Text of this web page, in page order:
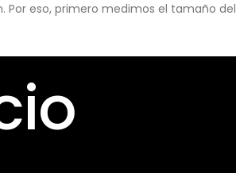
Por eso, primero medimos el tamaño del